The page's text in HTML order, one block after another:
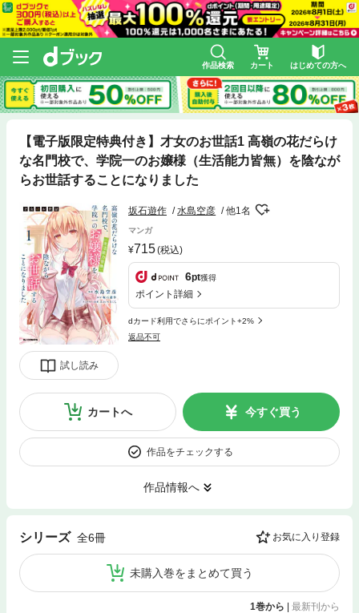
作品検索 カート はじめての方へ
【電子版限定特典付き】才女のお世話1 高嶺の花だらけ
な名門校で、学院一のお嬢様（生活能力皆無）を陰なが
らお世話することになりました
試し読み
坂石遊作 水島空彦 他1名
マンガ
715(税込)
6pt獲得
ポイント詳細
dカード利用でさらにポイント+2%
返品不可
カートへ 今すぐ買う
作品をチェックする
作品情報へ
シリーズ 全6冊 お気に入り登録
未購入巻をまとめて買う
1巻から | 最新刊から